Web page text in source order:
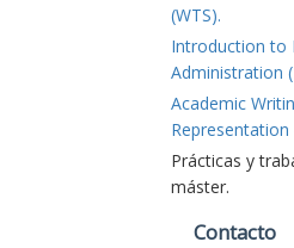
(WTS).
Introduction to
Administration
Academic
Representation
Prácticas y
máster.
Contacto